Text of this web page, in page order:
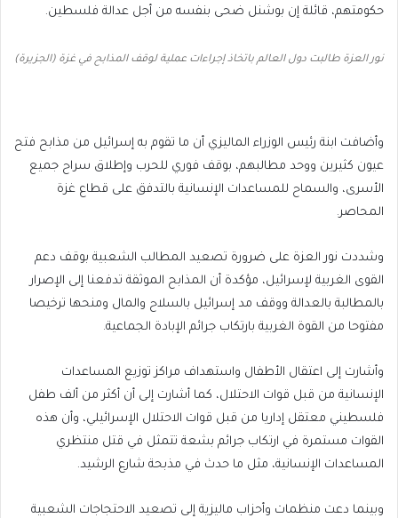
حكومتهم، قائلة إن بوشنل ضحى بنفسه من أجل عدالة فلسطين.
نور العزة طالبت دول العالم باتخاذ إجراءات عملية لوقف المذابح في غزة (الجزيرة)
وأضافت ابنة رئيس الوزراء الماليزي أن ما تقوم به إسرائيل من مذابح فتح
عيون كثيرين ووحد مطالبهم، بوقف فوري للحرب وإطلاق سراح جميع
الأسرى، والسماح للمساعدات الإنسانية بالتدفق على قطاع غزة
المحاصر.
وشددت نور العزة على ضرورة تصعيد المطالب الشعبية بوقف دعم
القوى الغربية لإسرائيل، مؤكدة أن المذابح الموثقة تدفعنا إلى الإصرار
بالمطالبة بالعدالة ووقف مد إسرائيل بالسلاح والمال ومنحها ترخيصا
مفتوحا من القوة الغربية بارتكاب جرائم الإبادة الجماعية.
وأشارت إلى اعتقال الأطفال واستهداف مراكز توزيع المساعدات
الإنسانية من قبل قوات الاحتلال، كما أشارت إلى أن أكثر من ألف طفل
فلسطيني معتقل إداريا من قبل قوات الاحتلال الإسرائيلي، وأن هذه
القوات مستمرة في ارتكاب جرائم بشعة تتمثل في قتل منتظري
المساعدات الإنسانية، مثل ما حدث في مذبحة شارع الرشيد.
وبينما دعت منظمات وأحزاب ماليزية إلى تصعيد الاحتجاجات الشعبية